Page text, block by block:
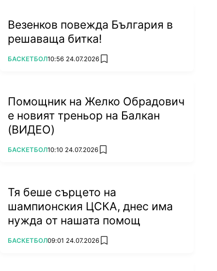
Везенков повежда България в
решаваща битка!
ПОВЕЧЕ ОТ
БАСКЕТБОЛ10:56 24.07.2026 add favorites
Помощник на Желко Обрадович
е новият треньор на Балкан
(ВИДЕО)
ПОВЕЧЕ ОТ
БАСКЕТБОЛ10:10 24.07.2026 add favorites
Тя беше сърцето на
шампионския ЦСКА, днес има
нужда от нашата помощ
ПОВЕЧЕ ОТ
БАСКЕТБОЛ09:01 24.07.2026 add favorites